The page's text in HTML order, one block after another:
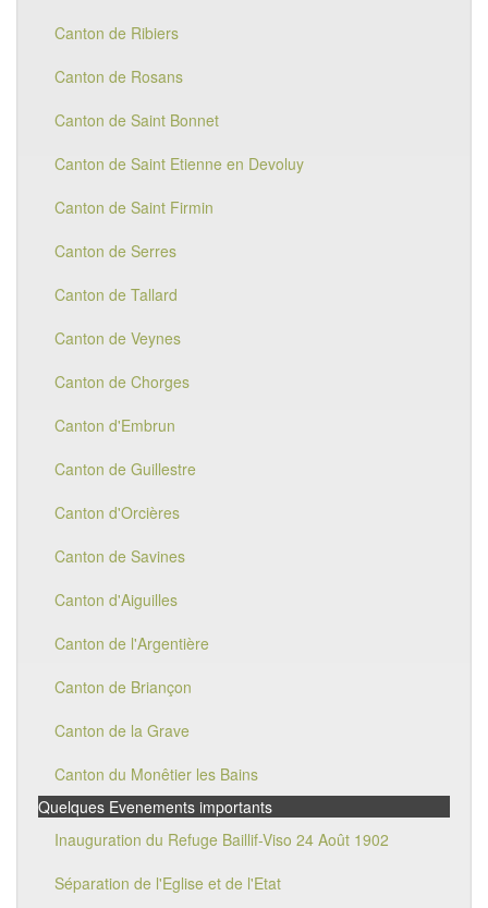
Canton de Ribiers
Canton de Rosans
Canton de Saint Bonnet
Canton de Saint Etienne en Devoluy
Canton de Saint Firmin
Canton de Serres
Canton de Tallard
Canton de Veynes
Canton de Chorges
Canton d'Embrun
Canton de Guillestre
Canton d'Orcières
Canton de Savines
Canton d'Aiguilles
Canton de l'Argentière
Canton de Briançon
Canton de la Grave
Canton du Monêtier les Bains
Quelques Evenements importants
Inauguration du Refuge Baillif-Viso 24 Août 1902
Séparation de l'Eglise et de l'Etat